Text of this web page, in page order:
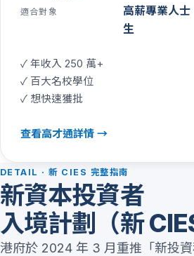
適合對象
高薪專業人
生
✓ 年收入 250 萬+
✓ 百大名校學位
✓ 想快速獲批
查看高才通詳情 →
DETAIL · 新 CIES 完整指南
新資本投資者
入境計劃（新
港府於 2024 年 3 月重推「新投